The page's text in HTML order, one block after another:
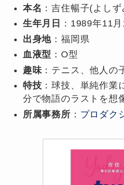
本名 ：吉住暢子(よし
生年月日
：1989年11月
出身地 ：福岡県
血液型 ：O型
趣味 ：テニス、他人の
特技 ：球技、単純作業
分で物語のラストを想
所属事務所 ： プロダク